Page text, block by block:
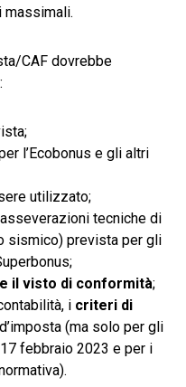
massimali.
CAF dovrebbe
l’Ecobonus e gli altri
utilizzato;
tecniche di
sismico) prevista per gli
il visto di conformità;
i criteri di
(ma solo per gli
febbraio 2023 e per i